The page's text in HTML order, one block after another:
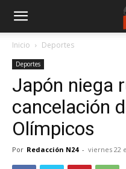
Inicio Deportes
Deportes
Japón niega
cancelación
Olímpicos
Por Redacción N24 - viernes 22